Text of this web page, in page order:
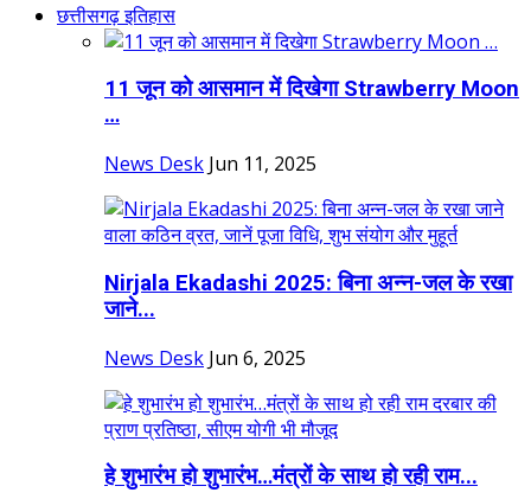
छत्तीसगढ़ इतिहास
11 जून को आसमान में दिखेगा Strawberry Moon
…
News Desk Jun 11, 2025
Nirjala Ekadashi 2025: बिना अन्न-जल के रखा
जाने...
News Desk Jun 6, 2025
हे शुभारंभ हो शुभारंभ…मंत्रों के साथ हो रही राम...